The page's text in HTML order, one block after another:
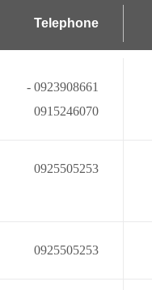
Telephone
0923908661 -
0915246070
0925505253
0925505253